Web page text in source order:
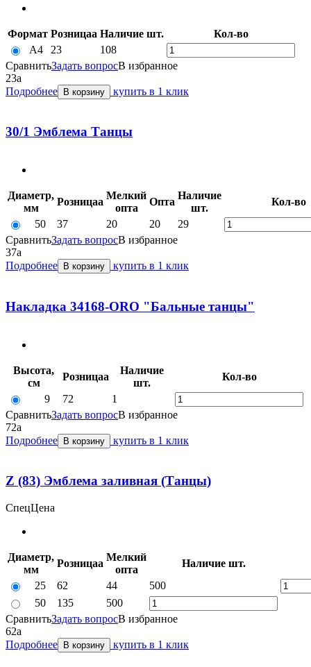
Формат Розницаa Наличие шт.
Кол-во
А4
23
108
СравнитьЗадать вопросВ избранное
23a
Подробнее В корзину купить в 1 клик
30/1 Эмблема Танцы
Диаметр,
мм
Розницаa
Мелкий
оптa
Оптa
Наличие
шт.
Кол-во
50
37 20 20
29
СравнитьЗадать вопросВ избранное
37a
Подробнее
В корзину купить в 1 клик
Накладка 34168-ORO "Бальные танцы"
Высота,
см
Розницаa
Наличие
шт.
Кол-во
9
72
1
СравнитьЗадать вопросВ избранное
72a
Подробнее В корзину купить в 1 клик
Z (83) Эмблема заливная (Танцы)
СпецЦена
Диаметр,
мм
Розницаa
Мелкий
оптa
Наличиешт.
25
62 44
500
50
135
500
СравнитьЗадать вопросВ избранное
62a
Подробнее
В корзину купить в 1 клик